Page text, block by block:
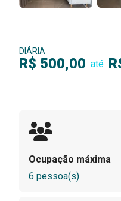
DIÁRIA
R$ 500,00 até
Ocupação máxima
6 pessoa(s)